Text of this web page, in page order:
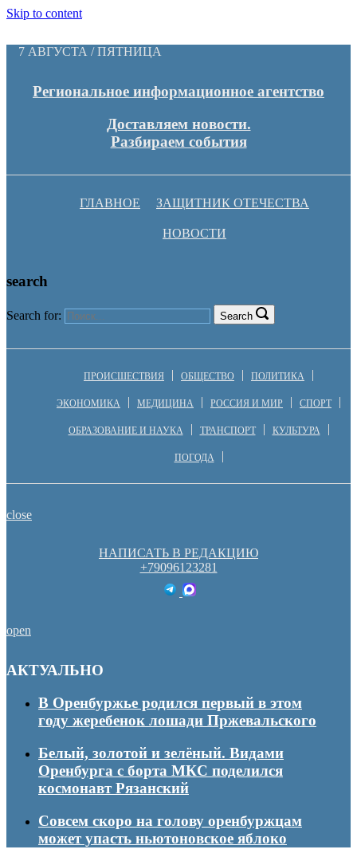
Skip to content
7 АВГУСТА / ПЯТНИЦА
Региональное информационное агентство
Доставляем новости.
Разбираем события
ГЛАВНОЕ ЗАЩИТНИК ОТЕЧЕСТВА
НОВОСТИ
search
Search for: Search
ПРОИСШЕСТВИЯ ОБЩЕСТВО ПОЛИТИКА
ЭКОНОМИКА МЕДИЦИНА РОССИЯ И МИР СПОРТ
ОБРАЗОВАНИЕ И НАУКА ТРАНСПОРТ КУЛЬТУРА
ПОГОДА
close
НАПИСАТЬ В РЕДАКЦИЮ
+79096123281
open
АКТУАЛЬНО
В Оренбуржье родился первый в этом
году жеребенок лошади Пржевальского
Белый, золотой и зелёный. Видами
Оренбурга с борта МКС поделился
космонавт Рязанский
Совсем скоро на голову оренбуржцам
может упасть ньютоновское яблоко